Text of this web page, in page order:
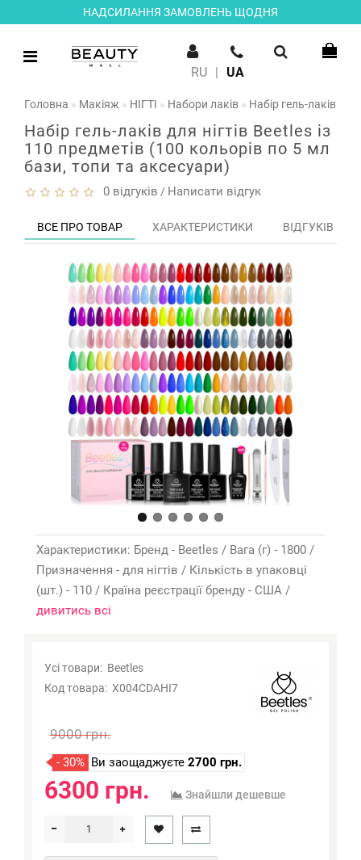
НАДСИЛАННЯ ЗАМОВЛЕНЬ ЩОДНЯ
RU | UA
Головна Макіяж НІГТІ Набори лаків Набір гель-лаків
Набір гель-лаків для нігтів Beetles із
110 предметів (100 кольорів по 5 мл
бази, топи та аксесуари)
0 відгуків / Написати відгук
ВСЕ ПРО ТОВАР ХАРАКТЕРИСТИКИ ВІДГУКІВ (0)
Характеристики: Бренд - Beetles / Вага (г) - 1800 /
Призначення - для нігтів / Кількість в упаковці
(шт.) - 110 / Країна реєстрації бренду - США /
дивитись всі
Усі товари: Beetles
Код товара: X004CDAHI7
9000 грн.
- 30% Ви заощаджуєте 2700 грн.
6300 грн. Знайшли дешевше